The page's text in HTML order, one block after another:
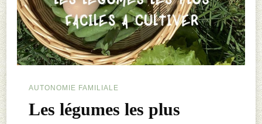
AUTONOMIE FAMILIALE
Les légumes les plus